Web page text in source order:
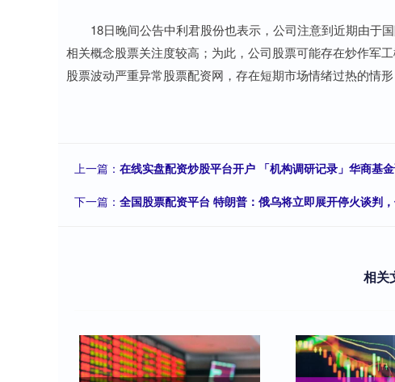
18日晚间公告中利君股份也表示，公司注意到近期由于
相关概念股票关注度较高；为此，公司股票可能存在炒作军
股票波动严重异常股票配资网，存在短期市场情绪过热的情
上一篇： 在线实盘配资炒股平台开户 「机构调研记录」华商基
下一篇： 全国股票配资平台 特朗普：俄乌将立即展开停火谈判
相关